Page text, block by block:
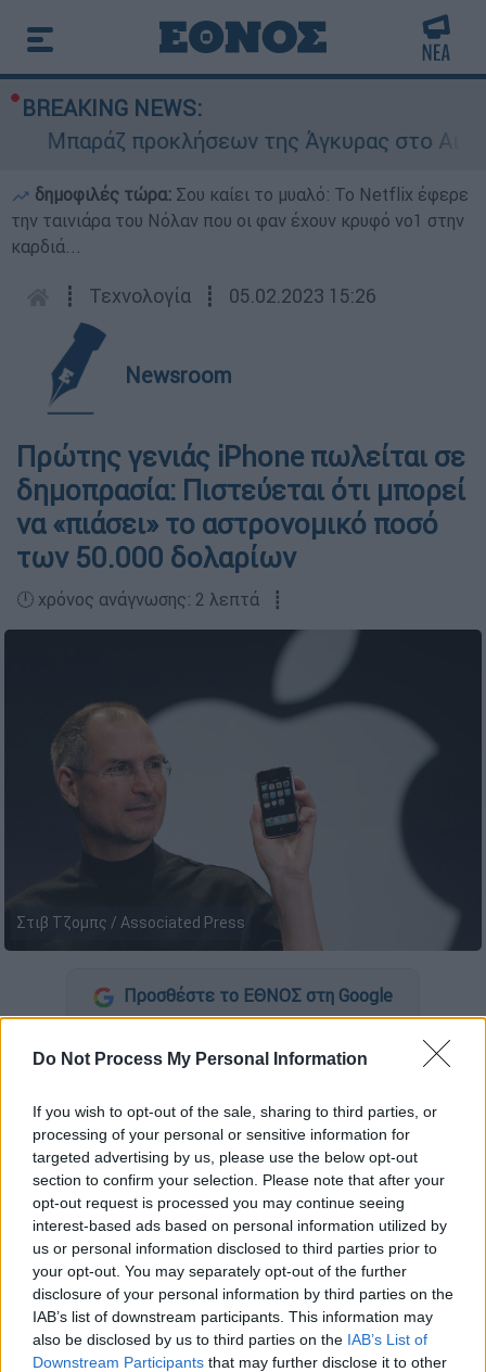
Do Not Process My Personal Information
If you wish to opt-out of the sale, sharing to third parties, or
processing of your personal or sensitive information for
targeted advertising by us, please use the below opt-out
section to confirm your selection. Please note that after your
opt-out request is processed you may continue seeing
interest-based ads based on personal information utilized by
us or personal information disclosed to third parties prior to
your opt-out. You may separately opt-out of the further
disclosure of your personal information by third parties on the
IAB’s list of downstream participants. This information may
also be disclosed by us to third parties on the IAB’s List of
Downstream Participants that may further disclose it to other
BREAKING NEWS:
Μπαράζ προκλήσεων της Άγκυρας στο
δημοφιλές τώρα: Σου καίει το μυαλό: Το Netflix έφερε
την ταινιάρα του Νόλαν που οι φαν έχουν κρυφό νο1 στην
καρδιά...
┋ Τεχνολογία ┋ 05.02.2023 15:26
Newsroom
Πρώτης γενιάς iPhone πωλείται σε
δημοπρασία: Πιστεύεται ότι μπορεί
να «πιάσει» το αστρονομικό ποσό
των 50.000 δολαρίων
🕛 χρόνος ανάγνωσης: 2 λεπτά ┋
Στιβ Τζομπς / Associated Press
Προσθέστε το ΕΘΝΟΣ στη Google
Σε δημοπρασία θα διατεθεί έναςπρώτης
Με αρχική τιμή στα599 δολάρια, τα πρώτα
iPhone διέθεταν οθόνη 3,5 ιντσών, κάμερα 2
megapixel, μνήμη 4GB και 8GB, ίντερνετ και
iTunes.
Την εν λόγω συσκευή την είχαν κάνει δώρο
το2007στην tattoo artist Karen Green και εκ
τότε την είχε αφήσεισφραγισμένη στο
κουτί.